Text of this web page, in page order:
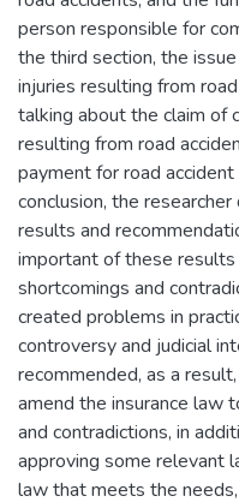
person responsible for
the third section, the
injuries resulting from
talking about the claim of
resulting from road
payment for road
conclusion, the
results and
important of these
shortcomings and
created problems in
controversy and judicial
recommended, as a
amend the insurance law
and contradictions, in
approving some relevant
law that meets the